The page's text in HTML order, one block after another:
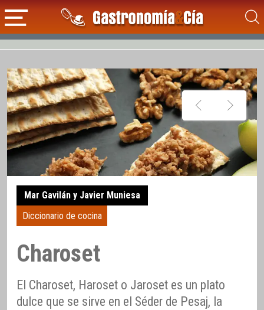
Mar Gavilán y Javier Muniesa
Diccionario de cocina
Charoset
El Charoset, Haroset o Jaroset es un plato
dulce que se sirve en el Séder de Pesaj, la